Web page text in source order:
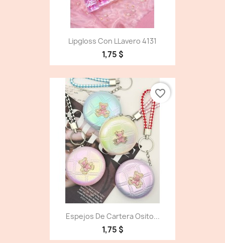
Lipgloss Con LLavero 4131
1,75 $
Espejos De Cartera Osito...
1,75 $
favorite_border